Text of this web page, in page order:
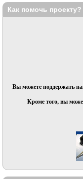
Как помочь проекту?
Вы можете поддержать
Кроме того, вы